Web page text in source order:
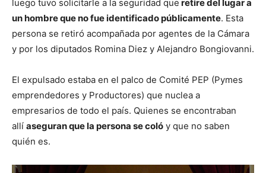
luego tuvo solicitarle a la seguridad que retire del lugar a
un hombre que no fue identificado públicamente. Esta
persona se retiró acompañada por agentes de la Cámara
y por los diputados Romina Diez y Alejandro Bongiovanni.
El expulsado estaba en el palco de Comité PEP (Pymes
emprendedores y Productores) que nuclea a
empresarios de todo el país. Quienes se encontraban
allí aseguran que la persona se coló y que no saben
quién es.